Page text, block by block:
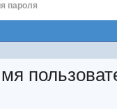
пароля